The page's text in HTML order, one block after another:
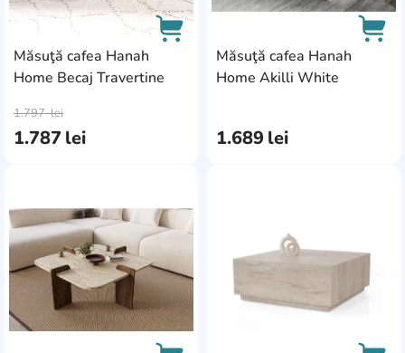
Măsuţă cafea Hanah
Home Becaj Travertine
1.787lei
1.797lei
Măsuţă cafea Hanah
Home Akilli White
1.689 lei